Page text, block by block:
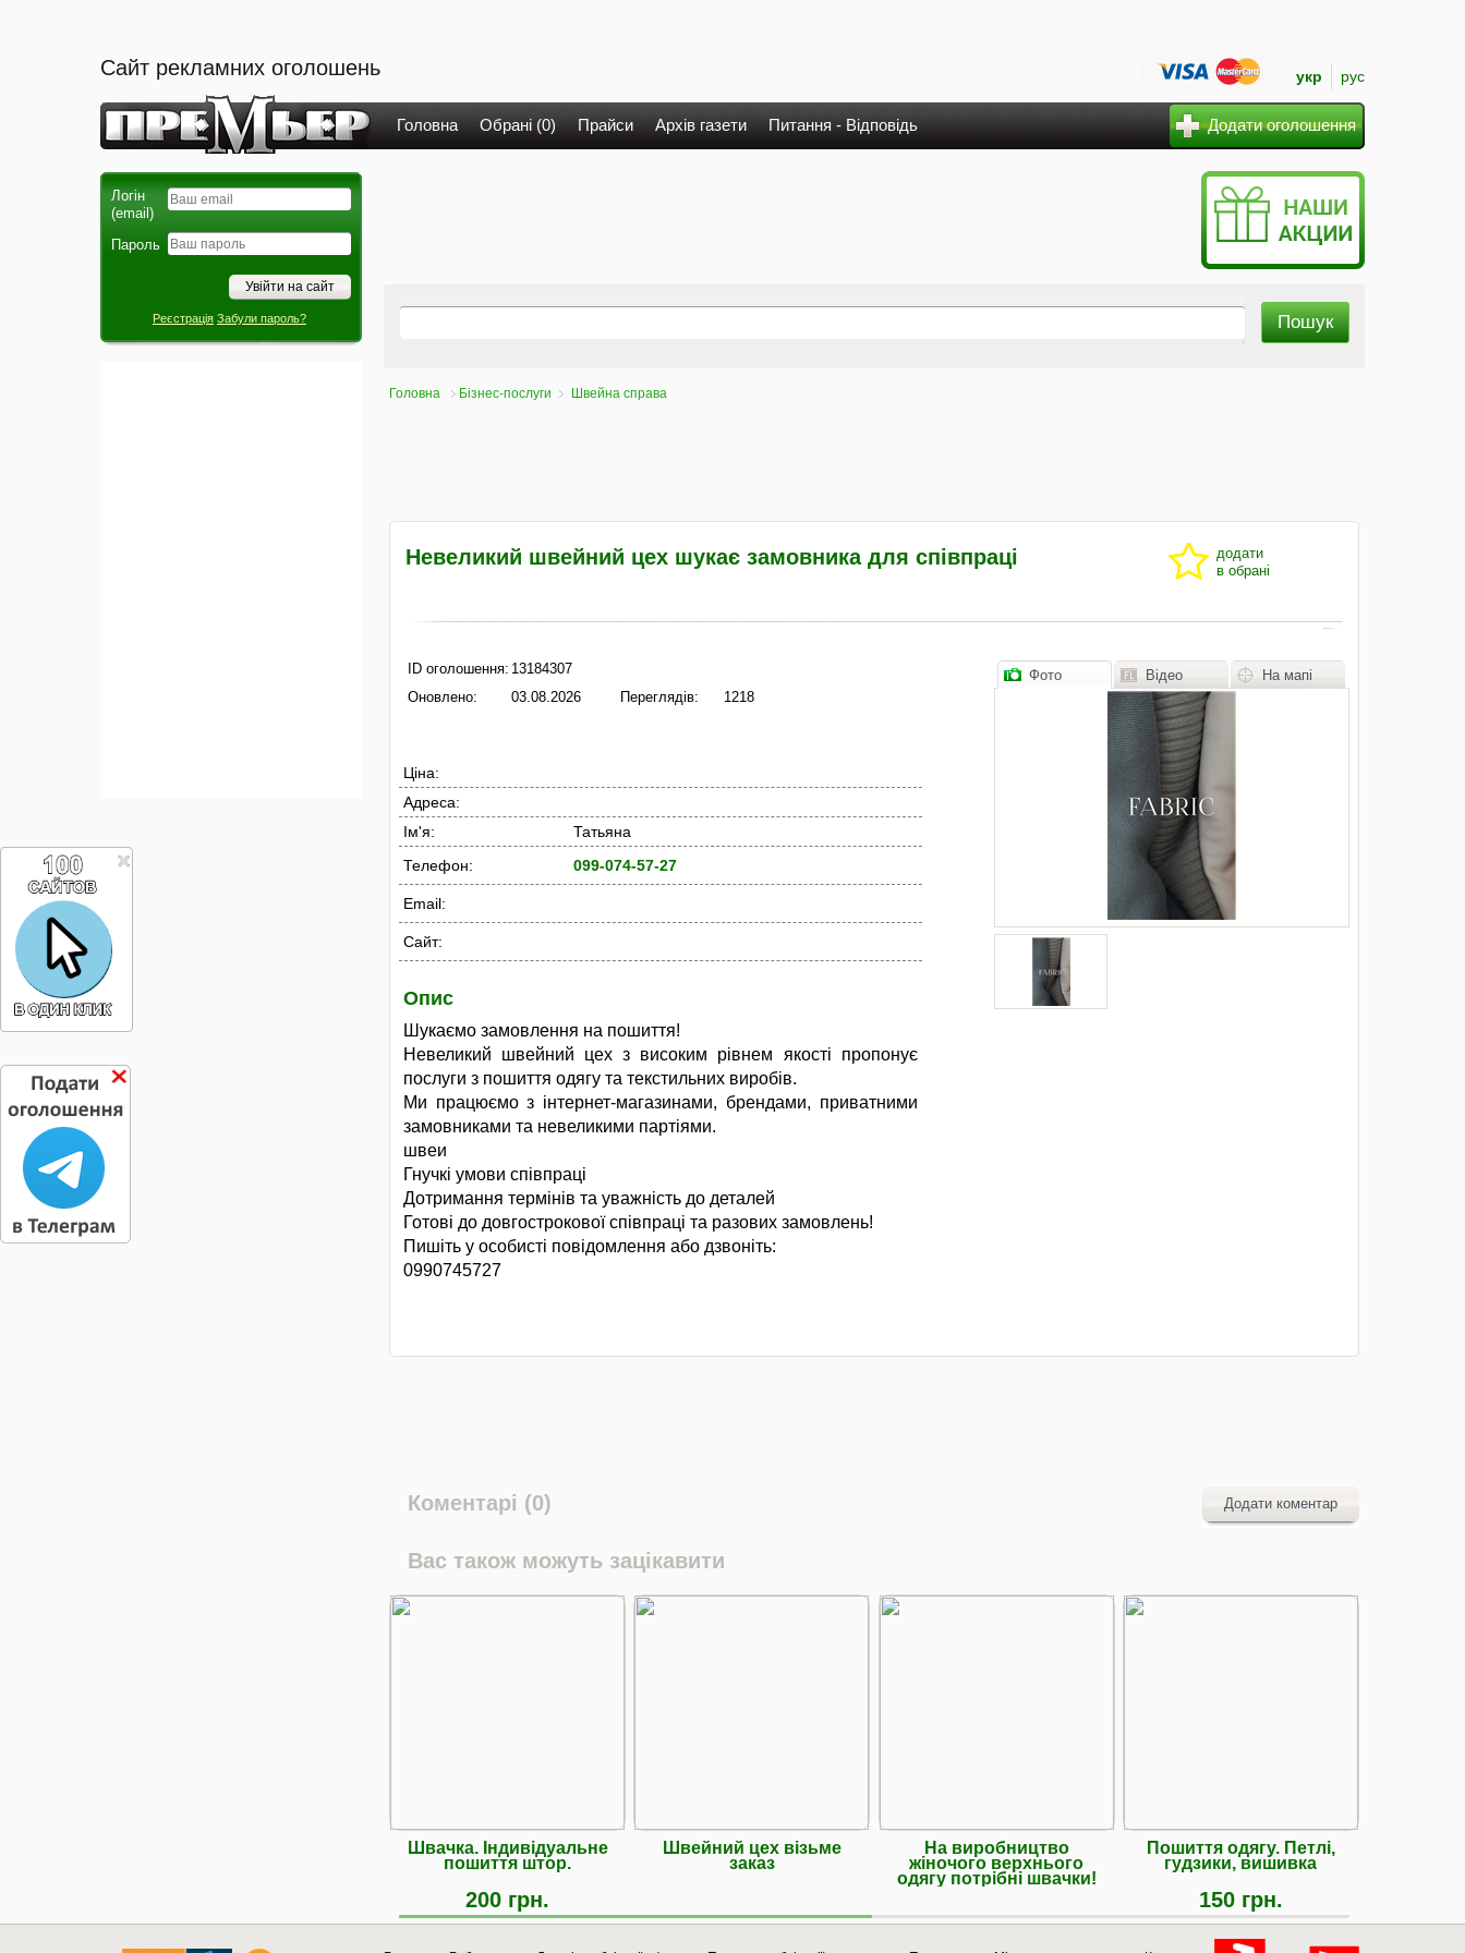
Сайт рекламних оголошень укр рус
Головна Обрані (0) Прайси Архів газети Питання - Відповідь Додати оголошення
Логін
(email)
Пароль
Реєстрація Забули пароль?
Головна Бізнес-послуги Швейна справа
Невеликий швейний цех шукає замовника для співпраці
додати
в обрані
ID оголошення: 13184307
Оновлено:
03.08.2026 Переглядів: 1218
Ціна:
Адреса:
Ім'я:
Татьяна
Телефон:
099-074-57-27
Email:
Сайт:
Опис
Шукаємо замовлення на пошиття!
Невеликий швейний цех з високим рівнем якості пропонує
послуги з пошиття одягу та текстильних виробів.
Ми працюємо з інтернет-магазинами, брендами, приватними
замовниками та невеликими партіями.
швеи
Гнучкі умови співпраці
Дотримання термінів та уважність до деталей
Готові до довгострокової співпраці та разових замовлень!
Пишіть у особисті повідомлення або дзвоніть:
0990745727
Фото Відео На мапі
Коментарі (0) Додати коментар
Вас також можуть зацікавити
Швачка. Індивідуальне
пошиття штор.
200 грн.
Швейний цех візьме
заказ
На виробництво
жіночого верхнього
одягу потрібні швачки!
Пошиття одягу. Петлі,
гудзики, вишивка
150 грн.